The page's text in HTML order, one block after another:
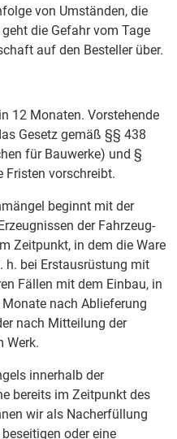
von Umständen, die
die Gefahr vom Tage
auf den Besteller über.
12 Monaten. Vorstehende
Gesetz gemäß §§ 438
für Bauwerke) und §
Fristen vorschreibt.
beginnt mit der
der Fahrzeug-
Zeitpunkt, in dem die Ware
h. bei Erstausrüstung mit
Fällen mit dem Einbau, in
nach Ablieferung
nach Mitteilung der
Werk.
innerhalb der
bereits im Zeitpunkt des
wir als Nacherfüllung
oder eine